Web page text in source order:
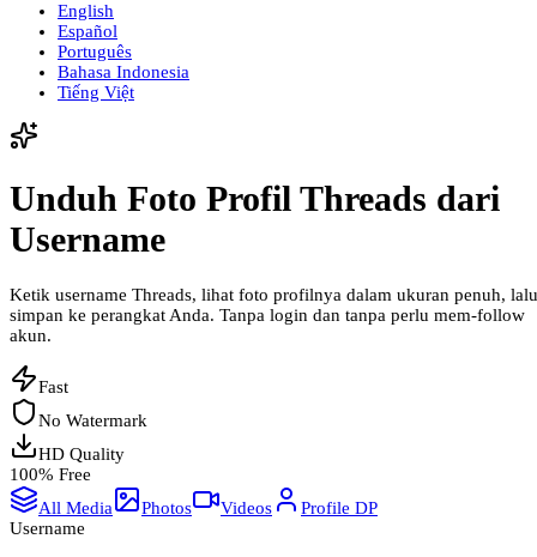
English
Español
Português
Bahasa Indonesia
Tiếng Việt
Unduh Foto Profil Threads dari
Username
Ketik username Threads, lihat foto profilnya dalam ukuran penuh, lalu
simpan ke perangkat Anda. Tanpa login dan tanpa perlu mem-follow
akun.
Fast
No Watermark
HD Quality
100% Free
All Media
Photos Videos
Profile DP
Username